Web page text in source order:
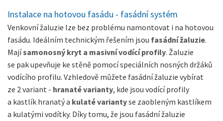
Instalace na hotovou fasádu - fasádní systém
Venkovní žaluzie lze bez problému namontovat i na hotovou
fasádu. Ideálním technickým řešením jsou fasádní žaluzie.
Majísamonosný kryt a masivní vodící profily. Žaluzie
se pak upevňuje ke stěně pomocí speciálních nosných držáků
vodícího profilu. Vzhledově můžete fasádní žaluzie vybírat
ze 2 variant - hranaté varianty, kde jsou vodící profily
a kastlík hranatý a kulaté variantyse zaobleným kastlíkem
a kulatými vodítky. Díky tomu, že jsou fasádní žaluzie